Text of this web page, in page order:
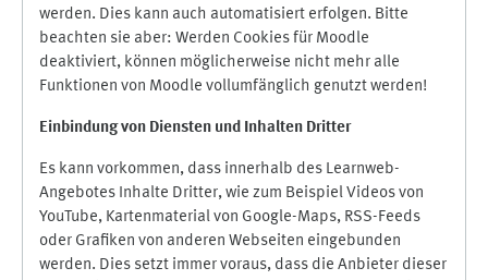
werden. Dies kann auch automatisiert erfolgen. Bitte
beachten sie aber: Werden Cookies für Moodle
deaktiviert, können möglicherweise nicht mehr alle
Funktionen von Moodle vollumfänglich genutzt werden!
Einbindung von Diensten und Inhalten Dritter
Es kann vorkommen, dass innerhalb des Learnweb-
Angebotes Inhalte Dritter, wie zum Beispiel Videos von
YouTube, Kartenmaterial von Google-Maps, RSS-Feeds
oder Grafiken von anderen Webseiten eingebunden
werden. Dies setzt immer voraus, dass die Anbieter dieser